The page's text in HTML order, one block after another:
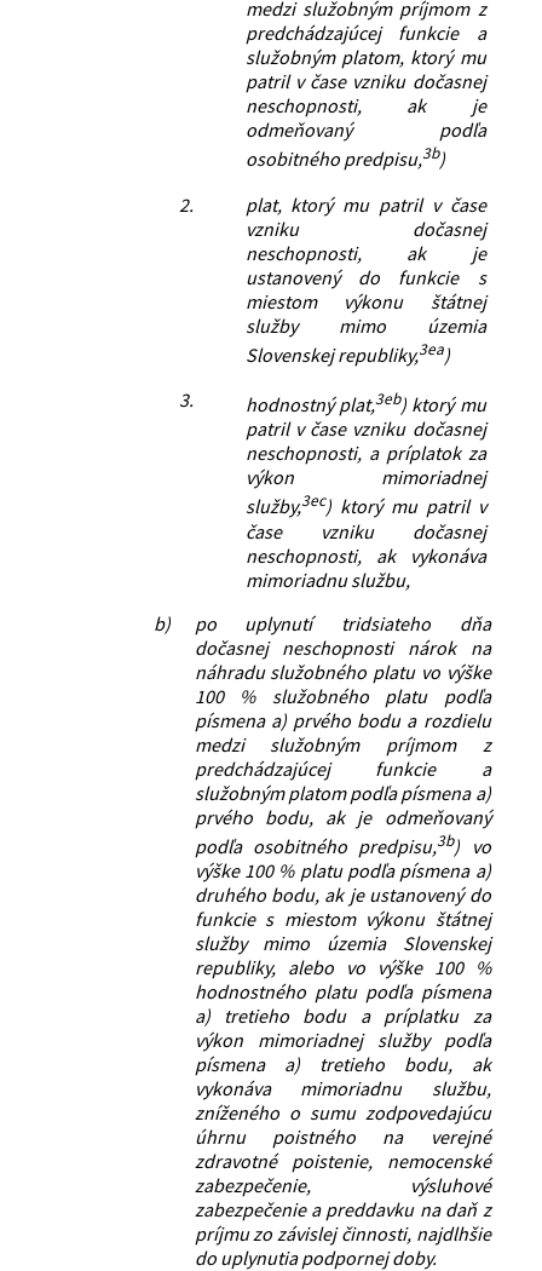
medzi služobným príjmom z
predchádzajúcej funkcie a
služobným platom, ktorý mu
patril v čase vzniku dočasnej
neschopnosti, ak je
odmeňovaný podľa
osobitného predpisu,3b)
2.
plat, ktorý mu patril v čase
vzniku dočasnej
neschopnosti, ak je
ustanovený do funkcie s
miestom výkonu štátnej
služby mimo územia
Slovenskej republiky,3ea)
3.
hodnostný plat,3eb) ktorý mu
patril v čase vzniku dočasnej
neschopnosti, a príplatok za
výkon mimoriadnej
služby,3ec) ktorý mu patril v
čase vzniku dočasnej
neschopnosti, ak vykonáva
mimoriadnu službu,
b)
po uplynutí tridsiateho dňa
dočasnej neschopnosti nárok na
náhradu služobného platu vo výške
100 % služobného platu podľa
písmena a) prvého bodu a rozdielu
medzi služobným príjmom z
predchádzajúcej funkcie a
služobným platom podľa písmena a)
prvého bodu, ak je odmeňovaný
podľa osobitného predpisu,3b) vo
výške 100 % platu podľa písmena a)
druhého bodu, ak je ustanovený do
funkcie s miestom výkonu štátnej
služby mimo územia Slovenskej
republiky, alebo vo výške 100 %
hodnostného platu podľa písmena
a) tretieho bodu a príplatku za
výkon mimoriadnej služby podľa
písmena a) tretieho bodu, ak
vykonáva mimoriadnu službu,
zníženého o sumu zodpovedajúcu
úhrnu poistného na verejné
zdravotné poistenie, nemocenské
zabezpečenie, výsluhové
zabezpečenie a preddavku na daň z
príjmu zo závislej činnosti, najdlhšie
do uplynutia podpornej doby.